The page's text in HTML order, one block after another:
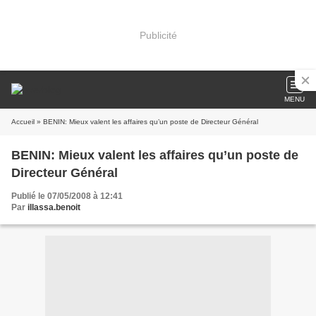
Publicité
MENU
Accueil » BENIN: Mieux valent les affaires qu’un poste de Directeur Général
BENIN: Mieux valent les affaires qu’un poste de
Directeur Général
Publié le 07/05/2008 à 12:41
Par illassa.benoit